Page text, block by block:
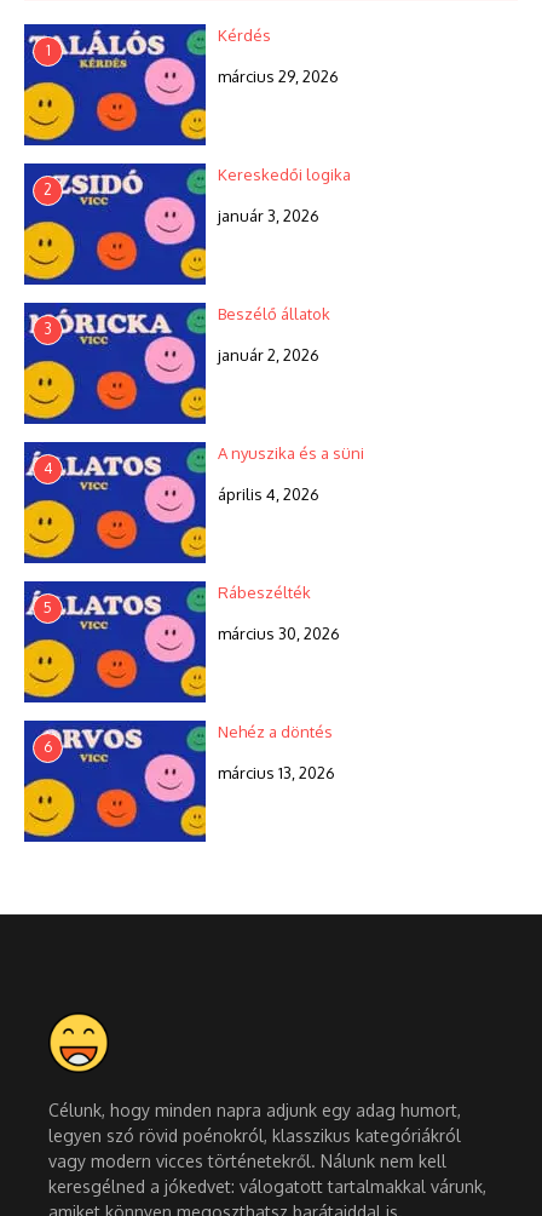
1
Kérdés
március 29, 2026
2
Kereskedői logika
január 3, 2026
3
Beszélő állatok
január 2, 2026
4
A nyuszika és a süni
április 4, 2026
5
Rábeszélték
március 30, 2026
6
Nehéz a döntés
március 13, 2026
Célunk, hogy minden napra adjunk egy adag humort,
legyen szó rövid poénokról, klasszikus kategóriákról
vagy modern vicces történetekről. Nálunk nem kell
keresgélned a jókedvet: válogatott tartalmakkal várunk,
amiket könnyen megoszthatsz barátaiddal is.